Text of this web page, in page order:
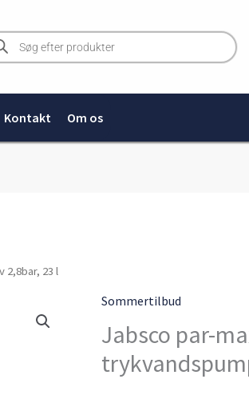
Kontakt Om os
2,8bar, 23 l
Sommertilbud
Jabsco par-
pris
var: